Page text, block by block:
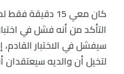
كان معي 15
التأكد من أنه فشل في
سيفشل في الاختبار
لتخيل أن والديه سيعتقدان